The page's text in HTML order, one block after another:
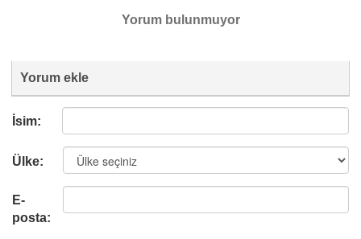
Yorum bulunmuyor
Yorum ekle
İsim:
Ülke:
E-
posta: